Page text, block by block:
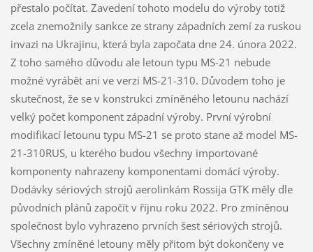
přestalo počítat. Zavedení tohoto modelu do výroby totiž
zcela znemožnily sankce ze strany západních zemí za ruskou
invazi na Ukrajinu, která byla započata dne 24. února 2022.
Z toho samého důvodu ale letoun typu MS-21 nebude
možné vyrábět ani ve verzi MS-21-310. Důvodem toho je
skutečnost, že se v konstrukci zmíněného letounu nachází
velký počet komponent západní výroby. První výrobní
modifikací letounu typu MS-21 se proto stane až model MS-
21-310RUS, u kterého budou všechny importované
komponenty nahrazeny komponentami domácí výroby.
Dodávky sériových strojů aerolinkám Rossija GTK měly dle
původních plánů započít v říjnu roku 2022. Pro zmíněnou
společnost bylo vyhrazeno prvních šest sériových strojů.
Všechny zmíněné letouny měly přitom být dokončeny ve